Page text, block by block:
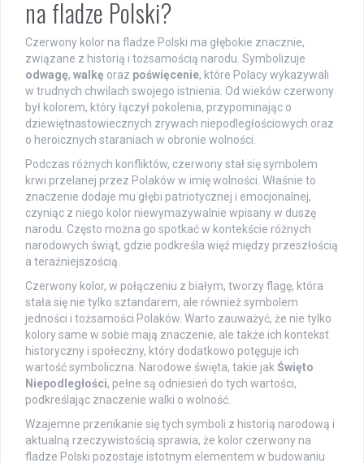
na fladze Polski?
Czerwony kolor na fladze Polski ma głębokie znacznie,
związane z historią i tożsamością narodu. Symbolizuje
odwagę, walkę oraz poświęcenie, które Polacy wykazywali
w trudnych chwilach swojego istnienia. Od wieków czerwony
był kolorem, który łączył pokolenia, przypominając o
dziewiętnastowiecznych zrywach niepodległościowych oraz
o heroicznych staraniach w obronie wolności.
Podczas różnych konfliktów, czerwony stał się symbolem
krwi przelanej przez Polaków w imię wolności. Właśnie to
znaczenie dodaje mu głębi patriotycznej i emocjonalnej,
czyniąc z niego kolor niewymazywalnie wpisany w duszę
narodu. Często można go spotkać w kontekście różnych
narodowych świąt, gdzie podkreśla więź między przeszłością
a teraźniejszością.
Czerwony kolor, w połączeniu z białym, tworzy flagę, która
stała się nie tylko sztandarem, ale również symbolem
jedności i tożsamości Polaków. Warto zauważyć, że nie tylko
kolory same w sobie mają znaczenie, ale także ich kontekst
historyczny i społeczny, który dodatkowo potęguje ich
wartość symboliczna. Narodowe święta, takie jak Święto
Niepodległości, pełne są odniesień do tych wartości,
podkreślając znaczenie walki o wolność.
Wzajemne przenikanie się tych symboli z historią narodową i
aktualną rzeczywistością sprawia, że kolor czerwony na
fladze Polski pozostaje istotnym elementem w budowaniu